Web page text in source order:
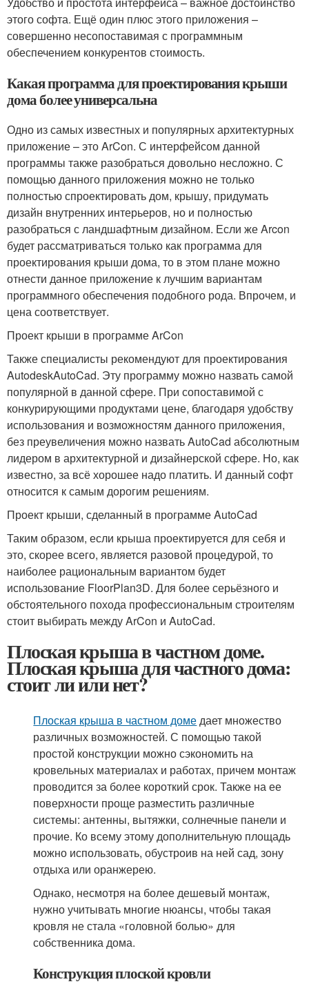
этого софта. Ещё один плюс этого приложения –
совершенно несопоставимая с программным
обеспечением конкурентов стоимость.
Какая программа для проектирования крыши
дома более универсальна
Одно из самых известных и популярных архитектурных
приложение – это ArCon. С интерфейсом данной
программы также разобраться довольно несложно. С
помощью данного приложения можно не только
полностью спроектировать дом, крышу, придумать
дизайн внутренних интерьеров, но и полностью
разобраться с ландшафтным дизайном. Если же Arcon
будет рассматриваться только как программа для
проектирования крыши дома, то в этом плане можно
отнести данное приложение к лучшим вариантам
программного обеспечения подобного рода. Впрочем, и
цена соответствует.
Проект крыши в программе ArCon
Также специалисты рекомендуют для проектирования
AutodeskAutoCad. Эту программу можно назвать самой
популярной в данной сфере. При сопоставимой с
конкурирующими продуктами цене, благодаря удобству
использования и возможностям данного приложения,
без преувеличения можно назвать AutoCad абсолютным
лидером в архитектурной и дизайнерской сфере. Но, как
известно, за всё хорошее надо платить. И данный софт
относится к самым дорогим решениям.
Проект крыши, сделанный в программе AutoCad
Таким образом, если крыша проектируется для себя и
это, скорее всего, является разовой процедурой, то
наиболее рациональным вариантом будет
использование FloorPlan3D. Для более серьёзного и
обстоятельного похода профессиональным строителям
стоит выбирать между ArCon и AutoCad.
Плоская крыша в частном доме.
Плоская крыша для частного дома:
стоит ли или нет?
Плоская крыша в частном доме дает множество
различных возможностей. С помощью такой
простой конструкции можно сэкономить на
кровельных материалах и работах, причем монтаж
проводится за более короткий срок. Также на ее
поверхности проще разместить различные
системы: антенны, вытяжки, солнечные панели и
прочие. Ко всему этому дополнительную площадь
можно использовать, обустроив на ней сад, зону
отдыха или оранжерею.
Однако, несмотря на более дешевый монтаж,
нужно учитывать многие нюансы, чтобы такая
кровля не стала «головной болью» для
собственника дома.
Конструкция плоской кровли